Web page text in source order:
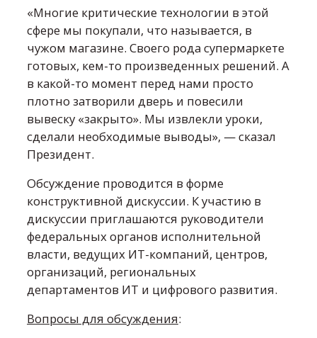
«Многие критические технологии в этой
сфере мы покупали, что называется, в
чужом магазине. Своего рода супермаркете
готовых, кем-то произведенных решений. А
в какой-то момент перед нами просто
плотно затворили дверь и повесили
вывеску «закрыто». Мы извлекли уроки,
сделали необходимые выводы», — сказал
Президент.
Обсуждение проводится в форме
конструктивной дискуссии. К участию в
дискуссии приглашаются руководители
федеральных органов исполнительной
власти, ведущих ИТ-компаний, центров,
организаций, региональных
департаментов ИТ и цифрового развития.
Вопросы для обсуждения: